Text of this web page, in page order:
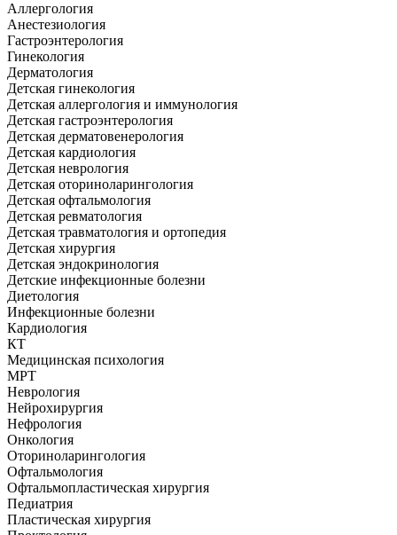
Аллергология
Анестезиология
Гастроэнтерология
Гинекология
Дерматология
Детская гинекология
Детская аллергология и иммунология
Детская гастроэнтерология
Детская дерматовенерология
Детская кардиология
Детская неврология
Детская оториноларингология
Детская офтальмология
Детская ревматология
Детская травматология и ортопедия
Детская хирургия
Детская эндокринология
Детские инфекционные болезни
Диетология
Инфекционные болезни
Кардиология
КТ
Медицинская психология
МРТ
Неврология
Нейрохирургия
Нефрология
Онкология
Оториноларингология
Офтальмология
Офтальмопластическая хирургия
Педиатрия
Пластическая хирургия